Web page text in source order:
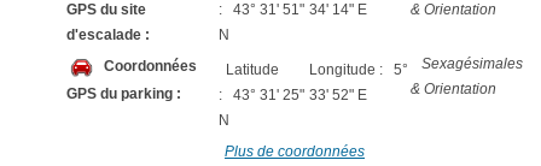
GPS du site
d'escalade :
: 43° 31' 51"
N
34' 14" E
& Orientation
Coordonnées
GPS du parking :
Latitude
: 43° 31' 25"
N
Longitude : 5°
33' 52" E
Sexagésimales
& Orientation
Plus de coordonnées